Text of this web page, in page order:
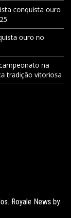
conquista ouro
ouro no
na
tradição vitoriosa
Royale News by